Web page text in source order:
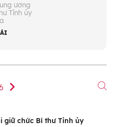
ương Đảng: Khóa
Thanh Hóa (từ
hội: Khóa XVI
ương
Tỉnh ủy
giữ chức Bí thư Tỉnh ủy